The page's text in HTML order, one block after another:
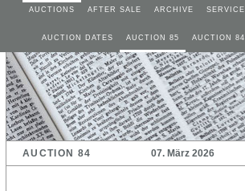
AUCTIONS AFTER SALE ARCHIVE SERVICE
AUCTION DATES AUCTION 85 AUCTION 84
AUCTION 84 07. März 2026